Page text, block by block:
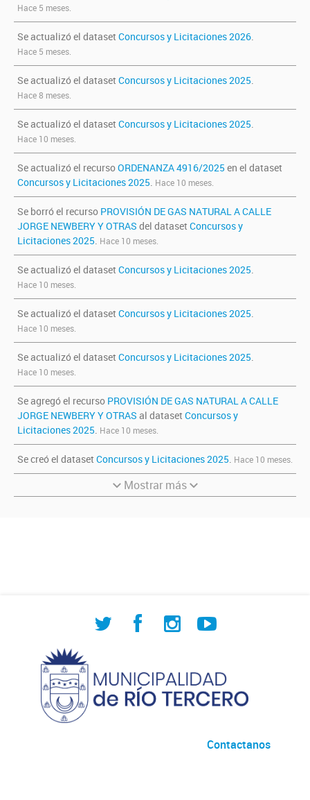
Hace 5 meses.
Se actualizó el dataset Concursos y Licitaciones 2026.
Hace 5 meses.
Se actualizó el dataset Concursos y Licitaciones 2025.
Hace 8 meses.
Se actualizó el dataset Concursos y Licitaciones 2025.
Hace 10 meses.
Se actualizó el recursoORDENANZA 4916/2025 en el dataset
Concursos y Licitaciones 2025. Hace 10 meses.
Se borró el recurso PROVISIÓN DE GAS NATURAL A CALLE
JORGE NEWBERY Y OTRAS del dataset Concursos y
Licitaciones 2025. Hace 10 meses.
Se actualizó el dataset Concursos y Licitaciones 2025.
Hace 10 meses.
Se actualizó el dataset Concursos y Licitaciones 2025.
Hace 10 meses.
Se actualizó el dataset Concursos y Licitaciones 2025.
Hace 10 meses.
Se agregó el recurso PROVISIÓN DE GAS NATURAL A CALLE
JORGE NEWBERY Y OTRAS al dataset Concursos y
Licitaciones 2025. Hace 10 meses.
Se creó el dataset Concursos y Licitaciones 2025. Hace 10 meses.
Mostrar más
Contactanos